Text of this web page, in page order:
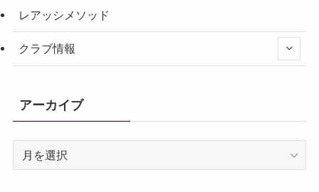
レアッシメソッド
クラブ情報
アーカイブ